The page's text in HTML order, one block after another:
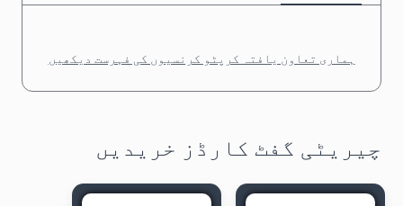
ہماری تعاون یافتہ کرپٹو کرنسیوں کی فہرست دیکھیں
چیریٹی گفٹ کارڈز خریدیں